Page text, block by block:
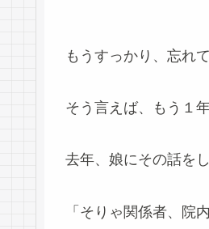
もうすっかり、忘れ
そう言えば、もう１
去年、娘にその話をし
「そりゃ関係者、院